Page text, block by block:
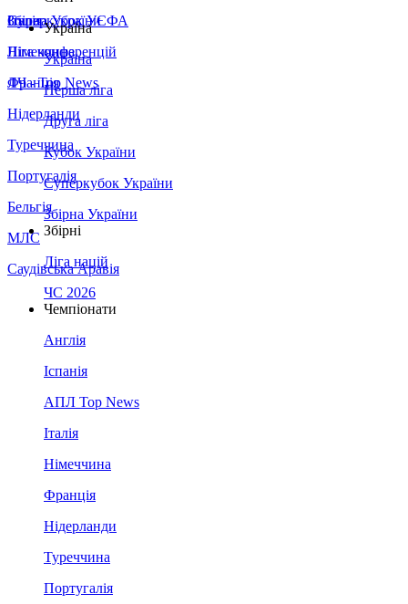
Збірна України
Італія
Німеччина
Франція
Нідерланди
Туреччина
Португалія
Бельгія
МЛС
Саудівська Аравія
Суперкубок УЄФА
Ліга конференцій
ЛЧ - Top News
Україна
Україна
Перша ліга
Друга ліга
Кубок України
Суперкубок України
Збірна України
Збірні
Ліга націй
ЧС 2026
Чемпіонати
Англія
Іспанія
АПЛ Top News
Італія
Німеччина
Франція
Нідерланди
Туреччина
Португалія